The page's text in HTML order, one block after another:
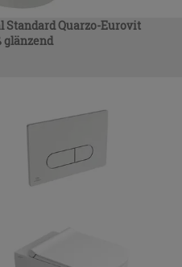
Standard Quarzo-Eurovit
glänzend